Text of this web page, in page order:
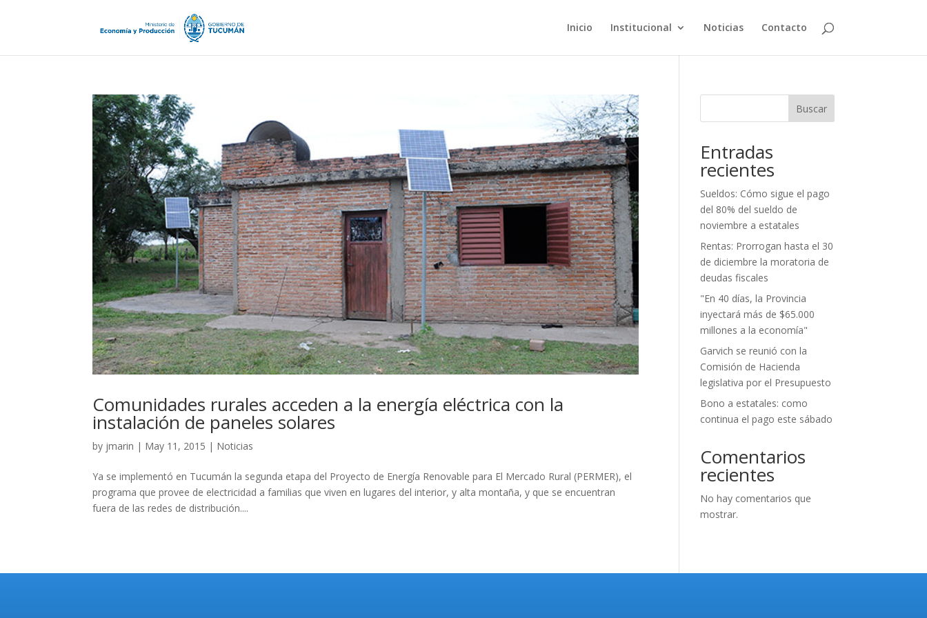
Inicio Institucional Noticias Contacto
Comunidades rurales acceden a la energía eléctrica con la
instalación de paneles solares
by jmarin | May 11, 2015 | Noticias
Ya se implementó en Tucumán la segunda etapa del Proyecto de Energía Renovable para El Mercado Rural (PERMER), el
programa que provee de electricidad a familias que viven en lugares del interior, y alta montaña, y que se encuentran
fuera de las redes de distribución....
Buscar
Entradas
recientes
Sueldos: Cómo sigue el pago
del 80% del sueldo de
noviembre a estatales
Rentas: Prorrogan hasta el 30
de diciembre la moratoria de
deudas fiscales
"En 40 días, la Provincia
inyectará más de $65.000
millones a la economía"
Garvich se reunió con la
Comisión de Hacienda
legislativa por el Presupuesto
Bono a estatales: como
continua el pago este sábado
Comentarios
recientes
No hay comentarios que
mostrar.